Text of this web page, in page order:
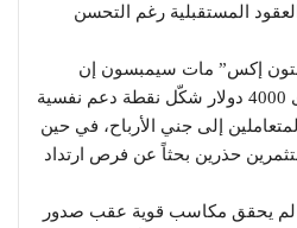
المستقبلية رغم التحسن
إكس” مات سيمبسون إن
هبوط الأسعار باتجاه مستوى 4000 دولار شكّل نقطة دعم نفسية
إلى جني الأرباح، في حين
حذرين بحثاً عن فرص ارتداد
لم يحقق مكاسب قوية عقب صدور